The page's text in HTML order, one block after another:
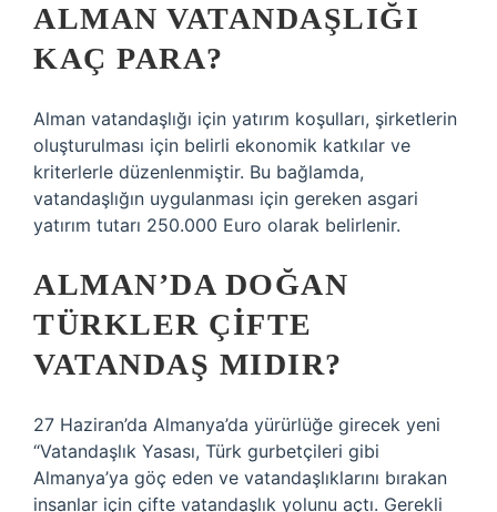
ALMAN VATANDAŞLIĞI
KAÇ PARA?
Alman vatandaşlığı için yatırım koşulları, şirketlerin
oluşturulması için belirli ekonomik katkılar ve
kriterlerle düzenlenmiştir. Bu bağlamda,
vatandaşlığın uygulanması için gereken asgari
yatırım tutarı 250.000 Euro olarak belirlenir.
ALMAN’DA DOĞAN
TÜRKLER ÇIFTE
VATANDAŞ MIDIR?
27 Haziran’da Almanya’da yürürlüğe girecek yeni
“Vatandaşlık Yasası, Türk gurbetçileri gibi
Almanya’ya göç eden ve vatandaşlıklarını bırakan
insanlar için çifte vatandaşlık yolunu açtı. Gerekli